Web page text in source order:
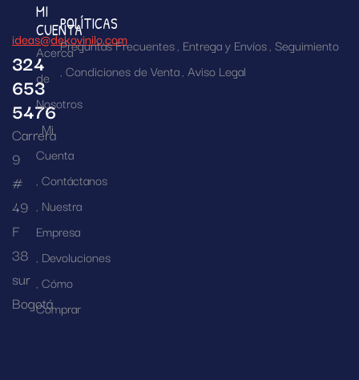
ideas@dekovinilo.com
324
653
5476
Carrera
9
#
49
F
38
sur
Bogotá
MI
CUENTA
Acerca
de
Nosotros
Mi
Cuenta
Contáctanos
Nuestra
Empresa
Devoluciones
Cómo
Comprar
POLÍTICAS
Preguntas Frecuentes Entrega y Envíos Seguimiento
Condiciones de Venta Aviso Legal